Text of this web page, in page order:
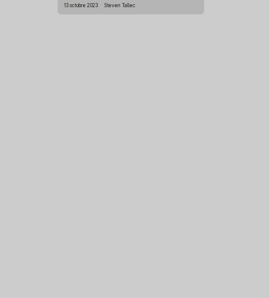
Steven Tallec
13 octobre 2023